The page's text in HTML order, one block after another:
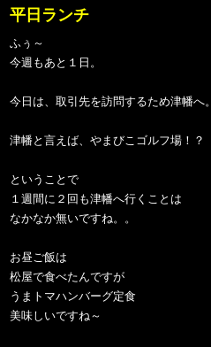
平日ランチ
ふぅ～
今週もあと１日。
今日は、取引先を訪問するため津幡へ。
津幡と言えば、やまびこゴルフ場！？
ということで
１週間に２回も津幡へ行くことは
なかなか無いですね。。
お昼ご飯は
松屋で食べたんですが
うまトマハンバーグ定食
美味しいですね～